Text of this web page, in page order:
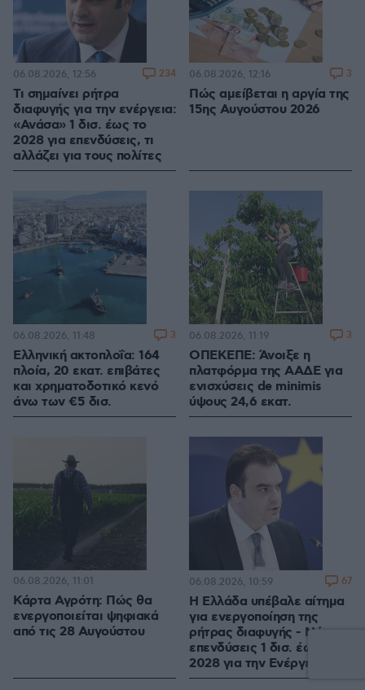
Τι σημαίνει ρήτρα
διαφυγής για την ενέργεια:
«Ανάσα» 1 δισ. έως το
2028 για επενδύσεις, τι
αλλάζει για τους πολίτες
06.08.2026, 12:56 234
Πώς αμείβεται η αργία της
15ης Αυγούστου 2026
06.08.2026, 12:16 3
Ελληνική ακτοπλοΐα: 164
πλοία, 20 εκατ. επιβάτες
και χρηματοδοτικό κενό
άνω των €5 δισ.
06.08.2026, 11:48 3
ΟΠΕΚΕΠΕ: Άνοιξε η
πλατφόρμα της ΑΑΔΕ για
ενισχύσεις de minimis
ύψους 24,6 εκατ.
06.08.2026, 11:19 3
Κάρτα Αγρότη: Πώς θα
ενεργοποιείται ψηφιακά
από τις 28 Αυγούστου
06.08.2026, 11:01
Η Ελλάδα υπέβαλε αίτημα
για ενεργοποίηση της
ρήτρας διαφυγής - Νέες
επενδύσεις 1 δισ. έως το
2028 για την Ενέργεια
06.08.2026, 10:59 67